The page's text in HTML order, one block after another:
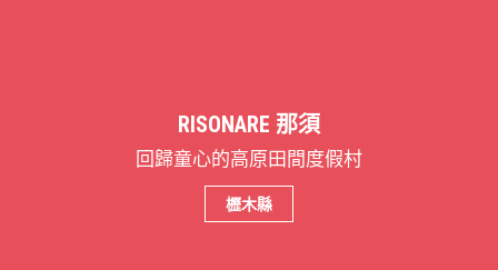
RISONARE 那須
回歸童心的高原田間度假村
櫪木縣